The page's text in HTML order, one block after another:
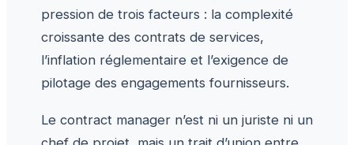
pression de trois facteurs : la complexité
croissante des contrats de services,
l’inflation réglementaire et l’exigence de
pilotage des engagements fournisseurs.
Le contract manager n’est ni un juriste ni un